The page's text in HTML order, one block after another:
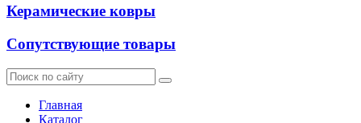
Керамические ковры
Сопутствующие товары
Главная
Каталог